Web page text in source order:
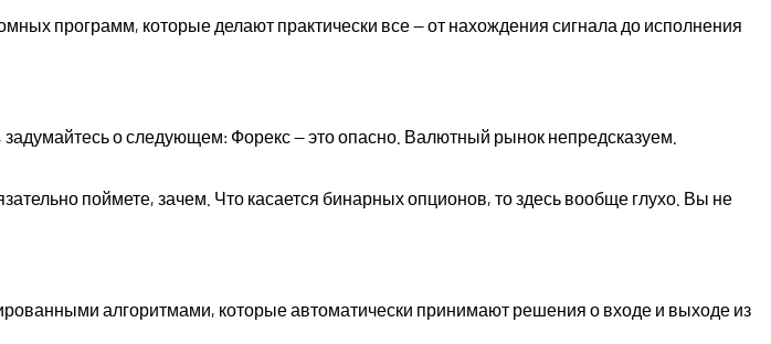
программ, которые делают практически все — от нахождения сигнала до исполнения
о следующем: Форекс — это опасно. Валютный рынок непредсказуем.
поймете, зачем. Что касается бинарных опционов, то здесь вообще глухо. Вы не
алгоритмами, которые автоматически принимают решения о входе и выходе из